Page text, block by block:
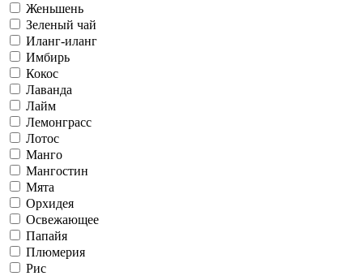
Женьшень
Зеленый чай
Иланг-иланг
Имбирь
Кокос
Лаванда
Лайм
Лемонграсс
Лотос
Манго
Мангостин
Мята
Орхидея
Освежающее
Папайя
Плюмерия
Рис